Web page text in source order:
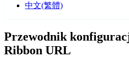
中文(繁體)
Przewodnik
Ribbon URL